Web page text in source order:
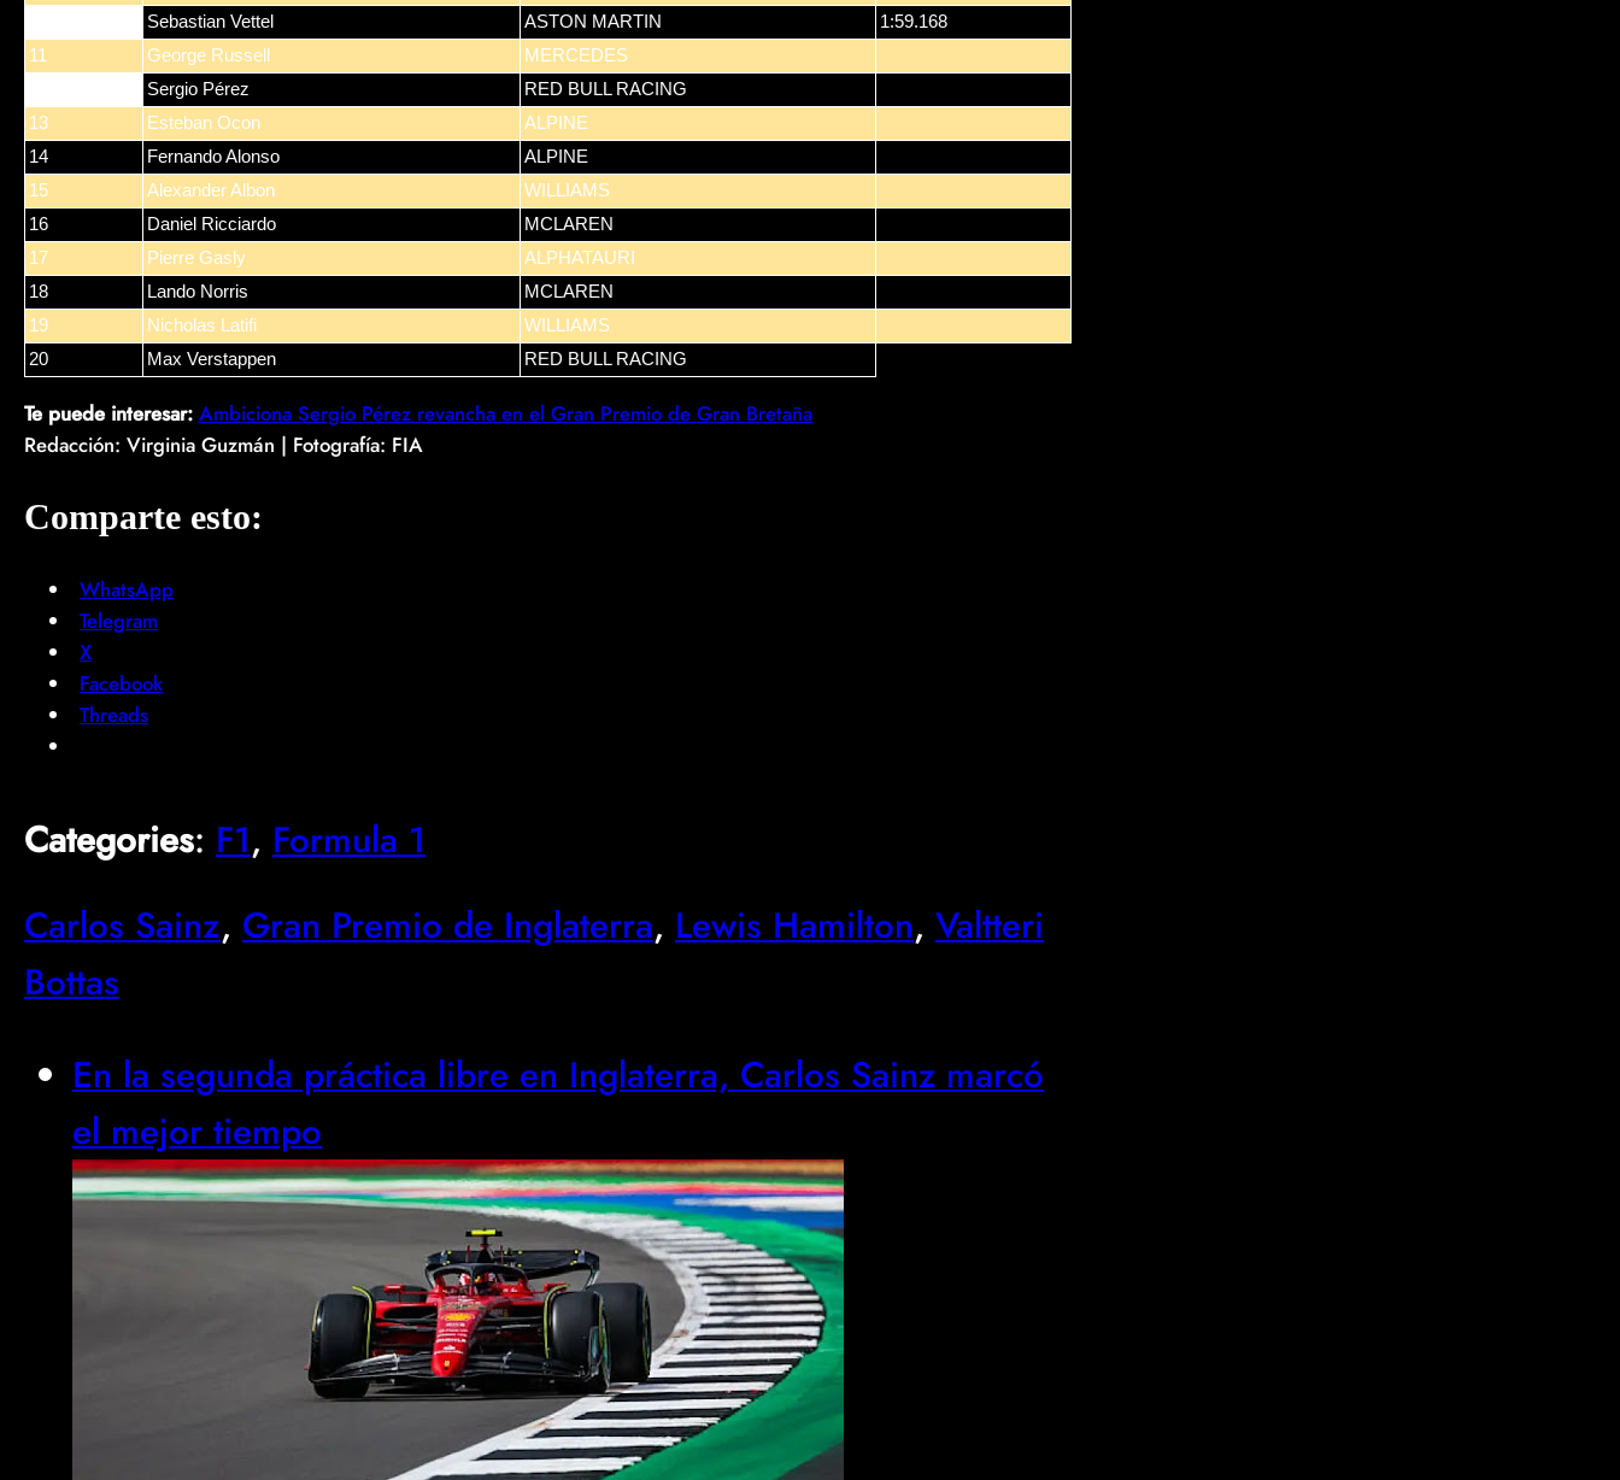
Sebastian Vettel ASTON MARTIN
1:59.168
11
George Russell
MERCEDES
Sergio Pérez
RED BULL RACING
13
Esteban Ocon
ALPINE
14
Fernando Alonso
ALPINE
15
Alexander Albon
WILLIAMS
16
Daniel Ricciardo
MCLAREN
17
Pierre Gasly
ALPHATAURI
18
Lando Norris
MCLAREN
19
Nicholas Latifi
WILLIAMS
20
Max Verstappen RED BULL RACING
Te puede interesar: Ambiciona Sergio Pérez revancha en el Gran Premio de Gran Bretaña
Redacción: Virginia Guzmán | Fotografía: FIA
Comparte esto:
WhatsApp
Telegram
X
Facebook
Threads
Categories: F1, Formula 1
Carlos Sainz, Gran Premio de Inglaterra, Lewis Hamilton, Valtteri
Bottas
En la segunda práctica libre en Inglaterra, Carlos Sainz marcó
el mejor tiempo